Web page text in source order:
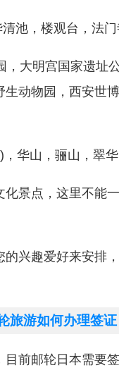
池，楼观台，法
，大明宫国家遗址
动物园，西安世
华山，骊山，翠
景点，这里不能
兴趣爱好来安排
旅游如何办理签
前邮轮日本需要